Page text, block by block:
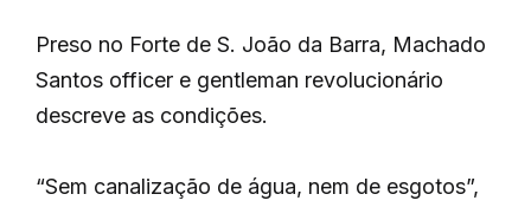
Preso no Forte de S. João da Barra, Machado
Santos officer e gentleman revolucionário
descreve as condições.
“Sem canalização de água, nem de esgotos”,